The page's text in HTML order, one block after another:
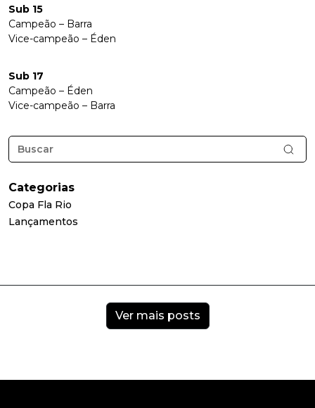
Sub 15
Campeão – Barra
Vice-campeão – Éden
Sub 17
Campeão – Éden
Vice-campeão – Barra
Categorias
Copa Fla Rio
Lançamentos
Ver mais posts